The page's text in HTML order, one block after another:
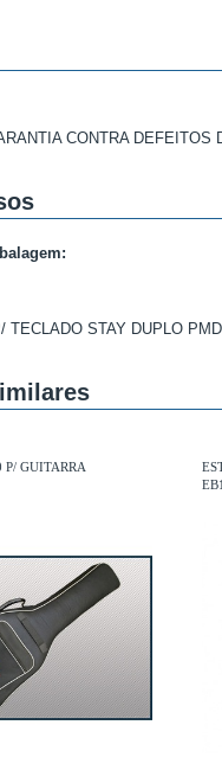
CONTRA DEFEITOS
TECLADO STAY DUPLO
P/ GUITARRA
EB1